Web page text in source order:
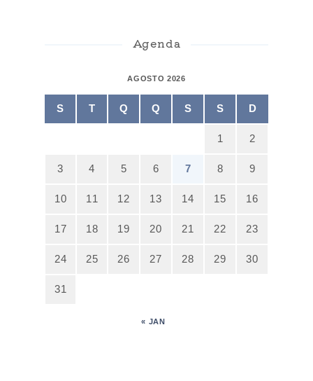
Agenda
AGOSTO 2026
S T Q Q S S D
1 2
3 4 5 6 7 8 9
10 11 12 13 14 15 16
17 18 19 20 21 22 23
24 25 26 27 28 29 30
31
« JAN